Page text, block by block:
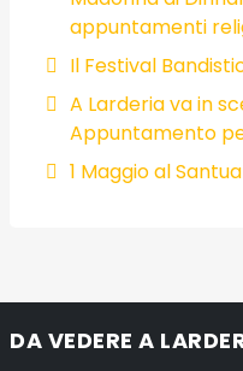
appuntamenti
Il Festival
A Larderia va in
Appuntamento
1 Maggio al
DA VEDERE A